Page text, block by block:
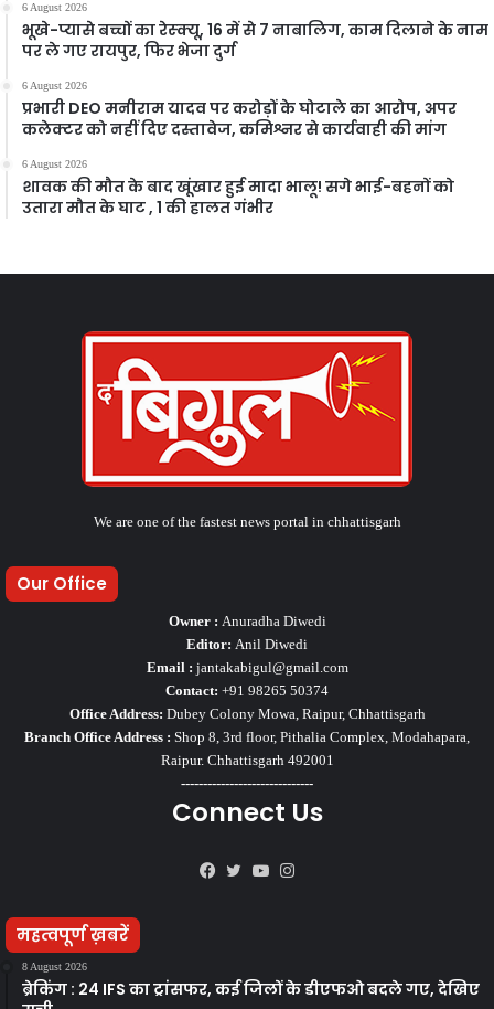
6 August 2026
भूखे-प्यासे बच्चों का रेस्क्यू, 16 में से 7 नाबालिग, काम दिलाने के नाम
पर ले गए रायपुर, फिर भेजा दुर्ग
6 August 2026
प्रभारी DEO मनीराम यादव पर करोड़ों के घोटाले का आरोप, अपर
कलेक्टर को नहीं दिए दस्तावेज, कमिश्नर से कार्यवाही की मांग
6 August 2026
शावक की मौत के बाद खूंखार हुई मादा भालू! सगे भाई-बहनों को
उतारा मौत के घाट , 1 की हालत गंभीर
We are one of the fastest news portal in chhattisgarh
Our Office
Owner : Anuradha Diwedi
Editor: Anil Diwedi
Email : jantakabigul@gmail.com
Contact: +91 98265 50374
Office Address: Dubey Colony Mowa, Raipur, Chhattisgarh
Branch Office Address : Shop 8, 3rd floor, Pithalia Complex, Modahapara,
Raipur. Chhattisgarh 492001
------------------------------
Connect Us
Facebook
TwitterYouTube
महत्वपूर्ण ख़बरें
8 August 2026
ब्रेकिंग : 24 IFS का ट्रांसफर, कई जिलों के डीएफओ बदले गए, देखिए